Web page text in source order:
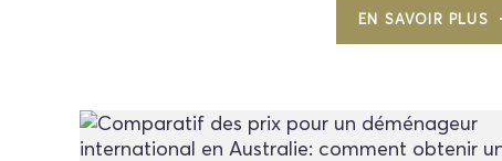
EN SAVOIR PLUS